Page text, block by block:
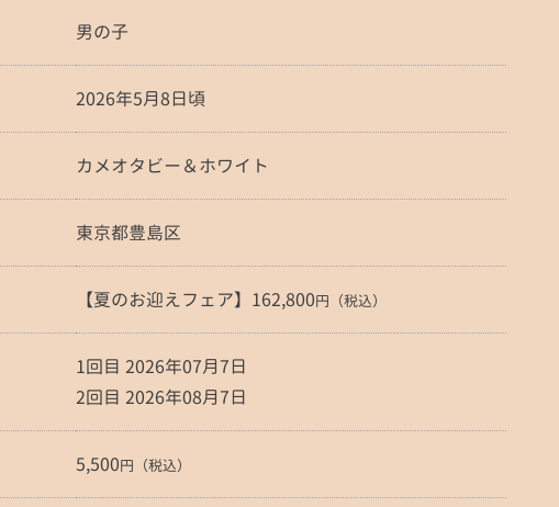
男の子
2026年5月8日頃
カメオタビー＆ホワイト
東京都豊島区
【夏のお迎えフェア】162,800円（税込）
1回目 2026年07月7日
2回目 2026年08月7日
5,500円（税込）